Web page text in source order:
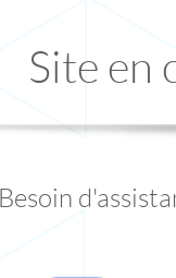
Site en
Besoin